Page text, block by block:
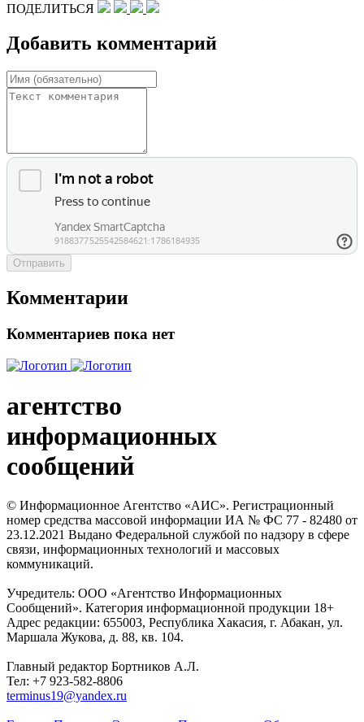
ПОДЕЛИТЬСЯ
Добавить комментарий
Отправить
Комментарии
Комментариев пока нет
агентство
информационных
сообщений
© Информационное Агентство «АИС». Регистрационный
номер средства массовой информации ИА № ФС 77 - 82480 от
23.12.2021 Выдано Федеральной службой по надзору в сфере
связи, информационных технологий и массовых
коммуникаций.
Учредитель: ООО «Агентство Информационных
Сообщений». Категория информационной продукции 18+
Адрес редакции: 655003, Республика Хакасия, г. Абакан, ул.
Маршала Жукова, д. 88, кв. 104.
Главный редактор Бортников А.Л.
Тел: +7 923-582-8806
terminus19@yandex.ru